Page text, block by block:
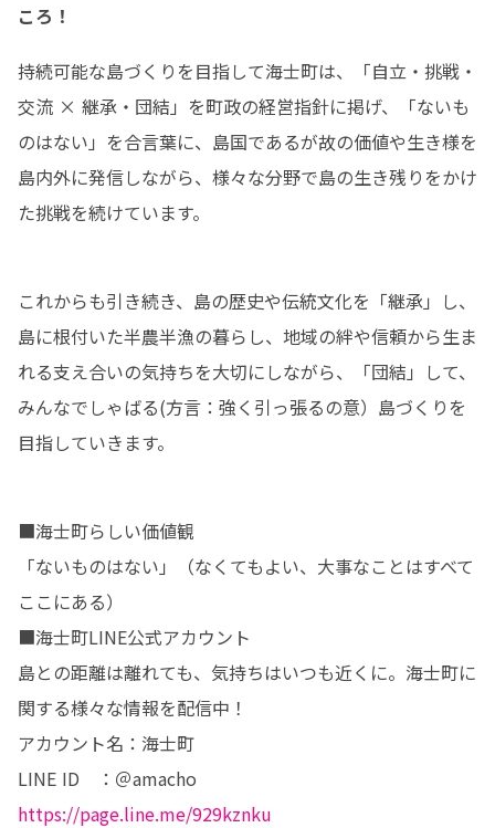
ころ！
持続可能な島づくりを目指して海士町は、「自立・挑戦・
交流 × 継承・団結」を町政の経営指針に掲げ、「ないも
のはない」を合言葉に、島国であるが故の価値や生き様を
島内外に発信しながら、様々な分野で島の生き残りをかけ
た挑戦を続けています。
これからも引き続き、島の歴史や伝統文化を「継承」し、
島に根付いた半農半漁の暮らし、地域の絆や信頼から生ま
れる支え合いの気持ちを大切にしながら、「団結」して、
みんなでしゃばる(方言：強く引っ張るの意）島づくりを
目指していきます。
■海士町らしい価値観
「ないものはない」（なくてもよい、大事なことはすべて
ここにある）
■海士町LINE公式アカウント
島との距離は離れても、気持ちはいつも近くに。海士町に
関する様々な情報を配信中！
アカウント名：海士町
https://page.line.me/929kznku